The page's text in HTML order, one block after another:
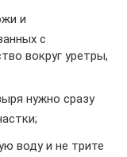
и
с
вокруг уретры,
нужно сразу
воду и не трите